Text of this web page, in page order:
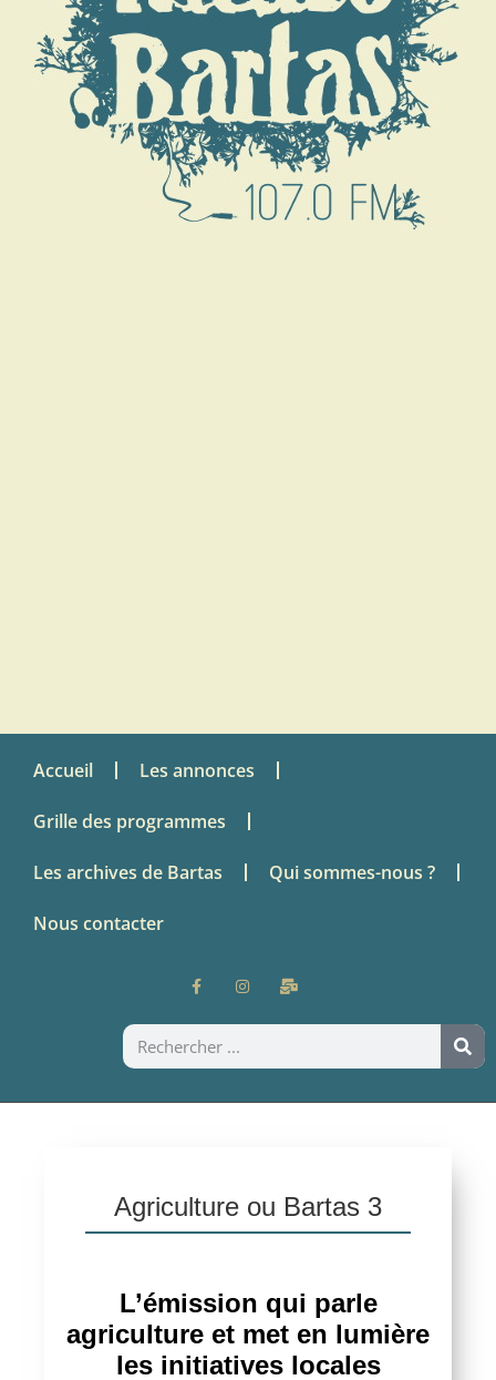
Accueil Les annonces
Grille des programmes
Les archives de Bartas Qui sommes-nous ?
Nous contacter
Agriculture ou Bartas 3
L’émission qui parle
agriculture et met en lumière
les initiatives locales